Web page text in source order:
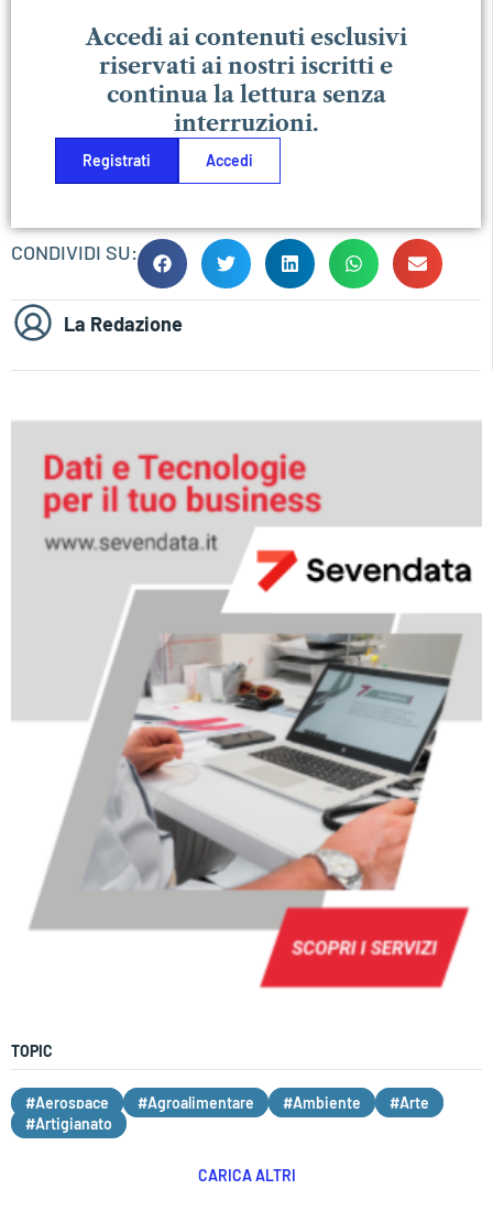
Accedi ai contenuti esclusivi
riservati ai nostri iscritti e
continua la lettura senza
interruzioni.
Registrati Accedi
CONDIVIDI SU:
La Redazione
TOPIC
#Aerospace #Agroalimentare #Ambiente
#Arte
#Artigianato
CARICA ALTRI